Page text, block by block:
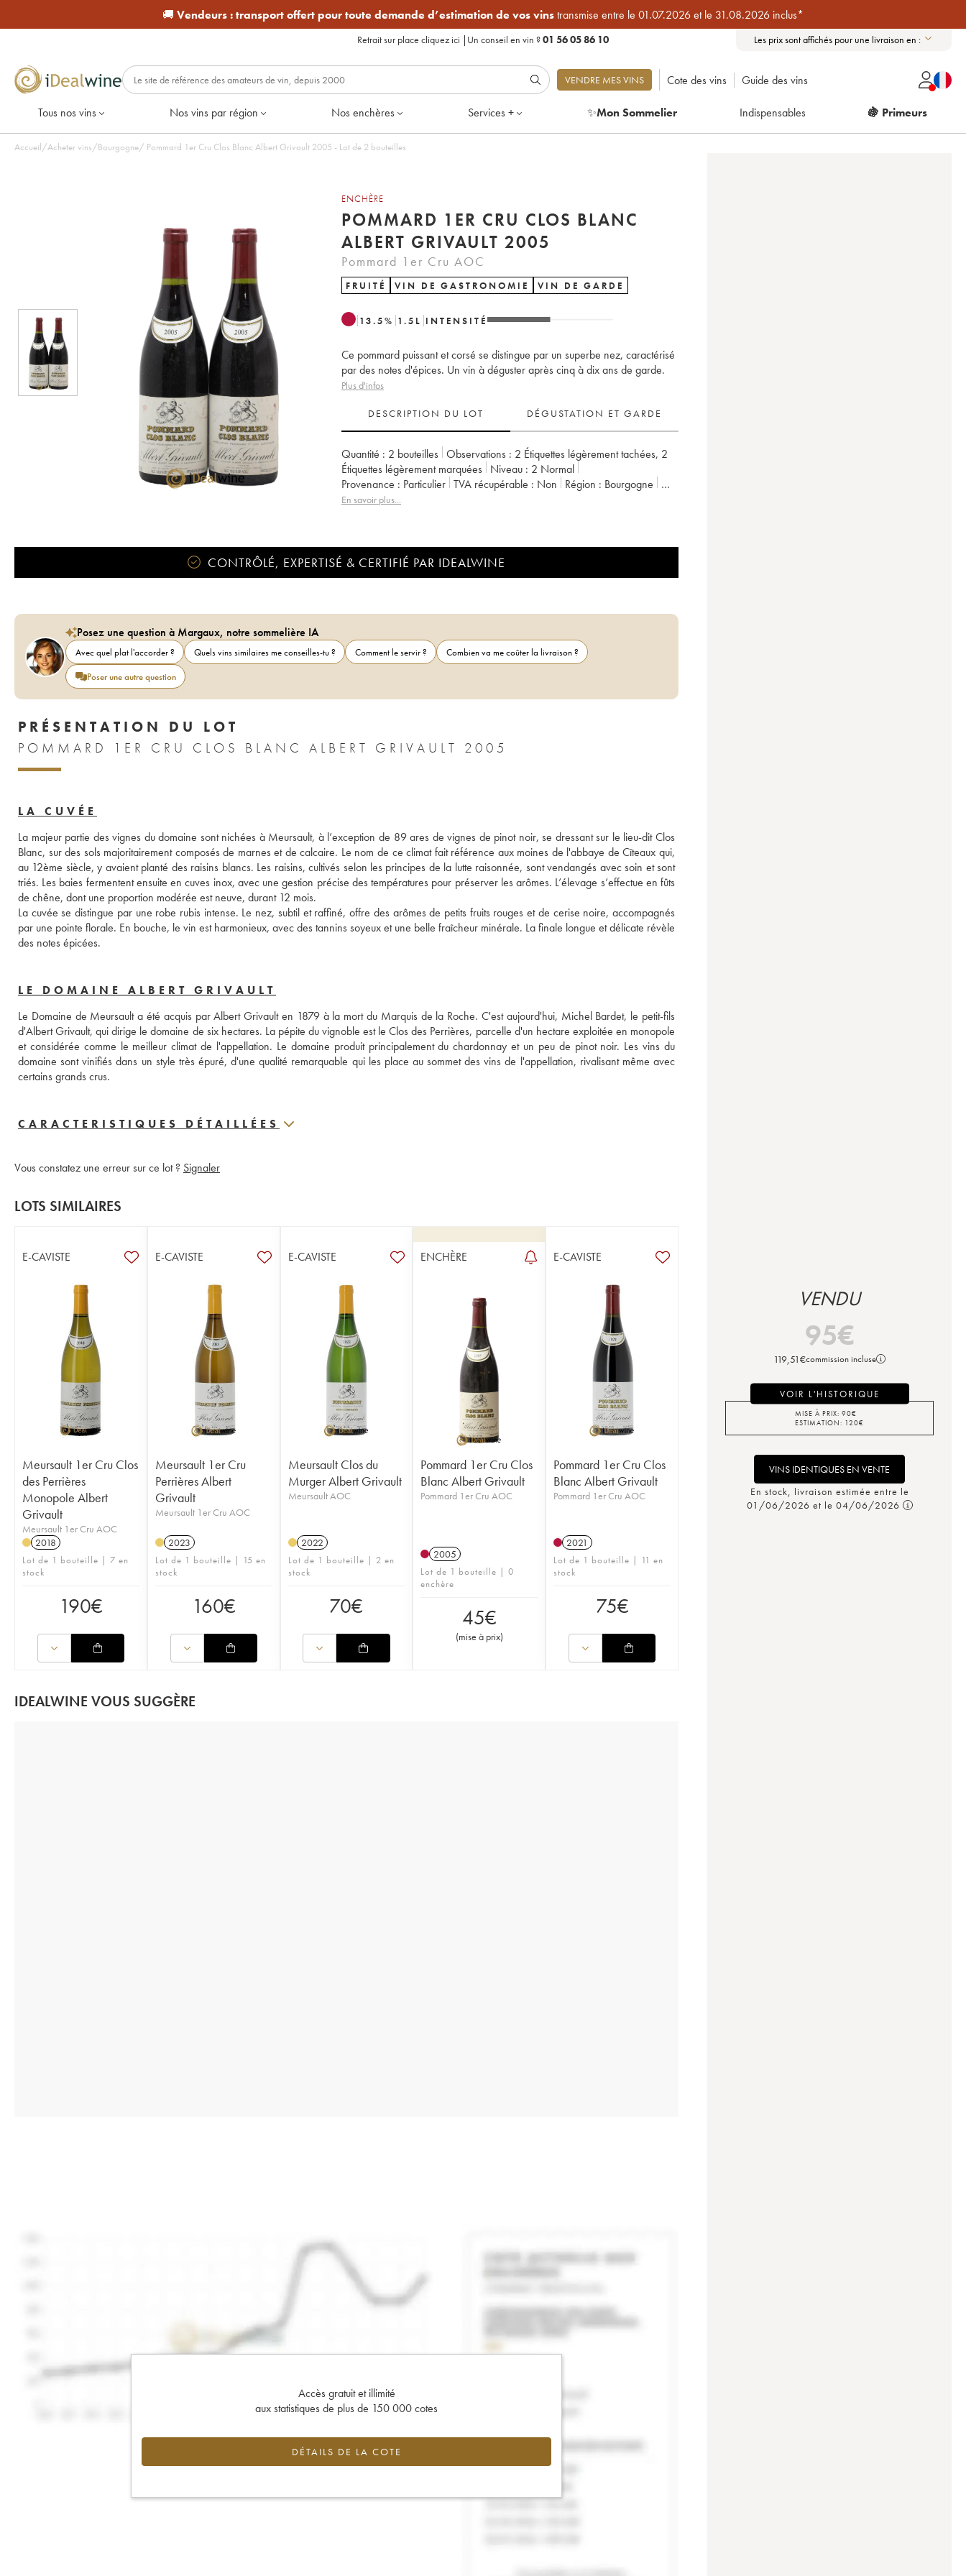
🚚 Vendeurs :transport offert pour toute demande d’estimation de vos vinstransmise entre le 01.07.2026 et le 31.08.2026 inclus*
Retrait sur place cliquez ici | Un conseil en vin ?01 56 05 86 10 Les prix sont affichés pour une livraison en :
VENDRE MES VINS Cote des vins Guide des vins
Tous nos vins Nos vins par région Nos enchères Services + ✨Mon Sommelier Indispensables 🍇 Primeurs
Accueil/Acheter vins/Bourgogne/ Pommard 1er Cru Clos Blanc Albert Grivault 2005 - Lot de 2 bouteilles
ENCHÈRE
POMMARD 1ER CRU CLOS BLANC
ALBERT GRIVAULT 2005
Pommard 1er Cru AOC
FRUITÉ VIN DE GASTRONOMIE VIN DE GARDE
13.5% 1.5 L INTENSITÉ
Ce pommard puissant et corsé se distingue par un superbe nez, caractérisé
par des notes d'épices. Un vin à déguster après cinq à dix ans de garde.
Plus d'infos
DESCRIPTION DU LOT DÉGUSTATION ET GARDE
Quantité : 2 bouteilles Observations : 2 Étiquettes légèrement tachées, 2
Étiquettes légèrement marquées
Niveau : 2 Normal
Provenance : particulier TVA récupérable : non Région :
Bourgogne
Appellation :
En savoir plus...
CONTRÔLÉ, EXPERTISÉ & CERTIFIÉ PAR IDEALWINE
Posez une question à Margaux, notre sommelière IA
Avec quel plat l'accorder ? Quels vins similaires me conseilles-tu ? Comment le servir ?
Combien va me coûter la livraison ?
Poser une autre question
PRÉSENTATION DU LOT
POMMARD 1ER CRU CLOS BLANC ALBERT GRIVAULT 2005
LA CUVÉE
La majeur partie des vignes du domaine sont nichées à Meursault, à l’exception de 89 ares de vignes de pinot noir, se dressant sur le lieu-dit Clos
Blanc, sur des sols majoritairement composés de marnes et de calcaire. Le nom de ce climat fait référence aux moines de l'abbaye de Cîteaux qui,
au 12ème siècle, y avaient planté des raisins blancs. Les raisins, cultivés selon les principes de la lutte raisonnée, sont vendangés avec soin et sont
triés. Les baies fermentent ensuite en cuves inox, avec une gestion précise des températures pour préserver les arômes. L’élevage s’effectue en fûts
de chêne, dont une proportion modérée est neuve, durant 12 mois.
La cuvée se distingue par une robe rubis intense. Le nez, subtil et raffiné, offre des arômes de petits fruits rouges et de cerise noire, accompagnés
par une pointe florale. En bouche, le vin est harmonieux, avec des tannins soyeux et une belle fraîcheur minérale. La finale longue et délicate révèle
des notes épicées.
LE DOMAINE ALBERT GRIVAULT
Le Domaine de Meursault a été acquis par Albert Grivault en 1879 à la mort du Marquis de la Roche. C'est aujourd'hui, Michel Bardet, le petit-fils
d'Albert Grivault, qui dirige le domaine de six hectares. La pépite du vignoble est le Clos des Perrières, parcelle d'un hectare exploitée en monopole
et considérée comme le meilleur climat de l'appellation. Le domaine produit principalement du chardonnay et un peu de pinot noir. Les vins du
domaine sont vinifiés dans un style très épuré, d'une qualité remarquable qui les place au sommet des vins de l'appellation, rivalisant même avec
certains grands crus.
CARACTERISTIQUES DÉTAILLÉES
Vous constatez une erreur sur ce lot ? Signaler
LOTS SIMILAIRES
E-CAVISTE
Meursault 1er Cru Clos
des Perrières
Monopole Albert
Grivault
Meursault 1er Cru AOC
2018
Lot de 1 bouteille | 7 en
stock
190€
E-CAVISTE
Meursault 1er Cru
Perrières Albert
Grivault
Meursault 1er Cru AOC
2023
Lot de 1 bouteille | 15 en
stock
160€
E-CAVISTE
Meursault Clos du
Murger Albert Grivault
Meursault AOC
2022
Lot de 1 bouteille | 2 en
stock
70€
ENCHÈRE
Pommard 1er Cru Clos
Blanc Albert Grivault
Pommard 1er Cru AOC
2005
Lot de 1 bouteille | 0
enchère
45€
(mise à prix)
E-CAVISTE
Pommard 1er Cru Clos
Blanc Albert Grivault
Pommard 1er Cru AOC
2021
Lot de 1 bouteille | 11 en
stock
75€
IDEALWINE VOUS SUGGÈRE
Accès gratuit et illimité
aux statistiques de plus de 150 000 cotes
DÉTAILS DE LA COTE
VENDU
95€
119,51€commission incluse
VOIR L'HISTORIQUE
MISE À PRIX: 90€
ESTIMATION: 120€
VINS IDENTIQUES EN VENTE
En stock, livraison estimée entre le
01/06/2026 et le 04/06/2026